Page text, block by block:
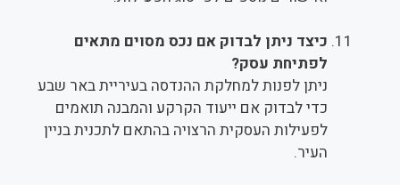
כיצד ניתן לבדוק אם נכס מסוים מתאים
לפתיחת עסק?
ניתן לפנות למחלקת ההנדסה בעיריית באר שבע
כדי לבדוק אם ייעוד הקרקע והמבנה תואמים
לפעילות העסקית הרצויה בהתאם לתכנית בניין
העיר.